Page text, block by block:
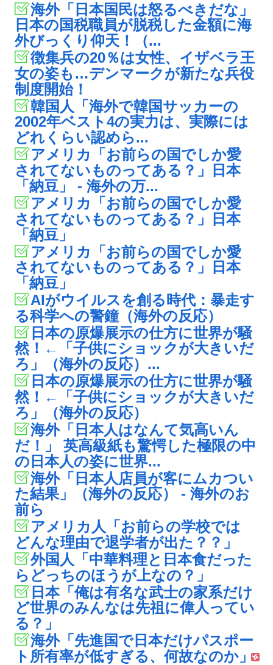
海外「日本国民は怒るべきだな」
日本の国税職員が脱税した金額に海
外びっくり仰天！（...
徴集兵の20％は女性、イザベラ王
女の姿も…デンマークが新たな兵役
制度開始！
韓国人「海外で韓国サッカーの
2002年ベスト4の実力は、実際には
どれくらい認めら...
アメリカ「お前らの国でしか愛
されてないものってある？」日本
「納豆」 - 海外の万...
アメリカ「お前らの国でしか愛
されてないものってある？」日本
「納豆」
アメリカ「お前らの国でしか愛
されてないものってある？」日本
「納豆」
AIがウイルスを創る時代：暴走す
る科学への警鐘（海外の反応）
日本の原爆展示の仕方に世界が騒
然！←「子供にショックが大きいだ
ろ」（海外の反応）...
日本の原爆展示の仕方に世界が騒
然！←「子供にショックが大きいだ
ろ」（海外の反応）
海外「日本人はなんて気高いん
だ！」 英高級紙も驚愕した極限の中
の日本人の姿に世界...
海外「日本人店員が客にムカつい
た結果」（海外の反応） - 海外のお
前ら
アメリカ人「お前らの学校では
どんな理由で退学者が出た？？」
外国人「中華料理と日本食だった
らどっちのほうが上なの？」
日本「俺は有名な武士の家系だけ
ど世界のみんなは先祖に偉人ってい
る？」
海外「先進国で日本だけパスポー
ト所有率が低すぎる、何故なのか」